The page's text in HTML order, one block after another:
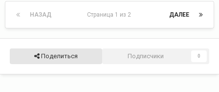
НАЗАД ДАЛЕЕ
Страница 1 из 2
Поделиться Подписчики 0